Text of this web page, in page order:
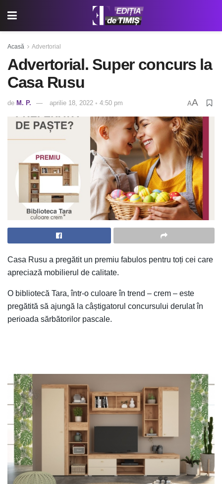
Acasă Advertorial
Advertorial. Super concurs la
Casa Rusu
de M. P. aprilie 18, 2022 ◦ 4:50 pm AA
Casa Rusu a pregătit un premiu fabulos pentru toți cei care
apreciază mobilierul de calitate.
O bibliotecă Tara, într-o culoare în trend – crem – este
pregătită să ajungă la câștigatorul concursului derulat în
perioada sărbătorilor pascale.